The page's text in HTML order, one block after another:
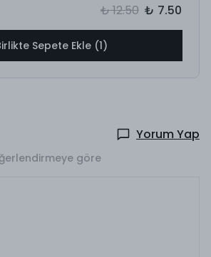
₺ 12.50 ₺ 7.50
Sepete Ekle (1)
Yorum Yap
göre